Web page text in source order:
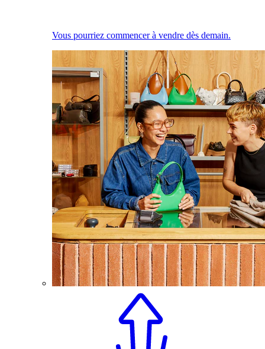
Vous pourriez commencer à vendre dès demain.